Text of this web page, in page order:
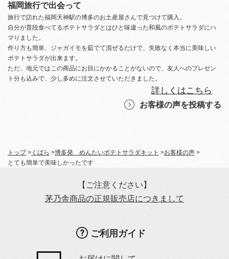
福岡旅行で出会って
旅行で訪れた福岡天神駅の博多のお土産屋さんで見つけて購入。
自分が普段食べてるポテトサラダとはひと味違った和風のポテトサラダにハ
マりました。
作り方も簡単、ジャガイモを茹でて混ぜるだけで、失敗なく本当に美味しい
ポテトサラダが出来ます。
ただ、地元ではこの商品にお目にかかることがないので、友人へのプレゼン
ト分も込みで、少し多めに注文させていただきました。
詳しくはこちら
お客様の声を投稿する
トップ> くばら >博多発 めんたいポテトサラダキット >お客様の声 >
とても簡単で美味しかったです
【ご注意ください】
茅乃舎商品の正規販売店につきまして
ご利用ガイド